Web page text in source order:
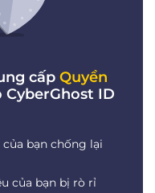
cấp Quyền
CyberGhost ID
bạn chống lại
của bạn bị rò rỉ